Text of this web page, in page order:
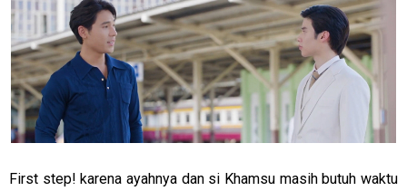
First step! karena ayahnya dan si Khamsu masih butuh waktu